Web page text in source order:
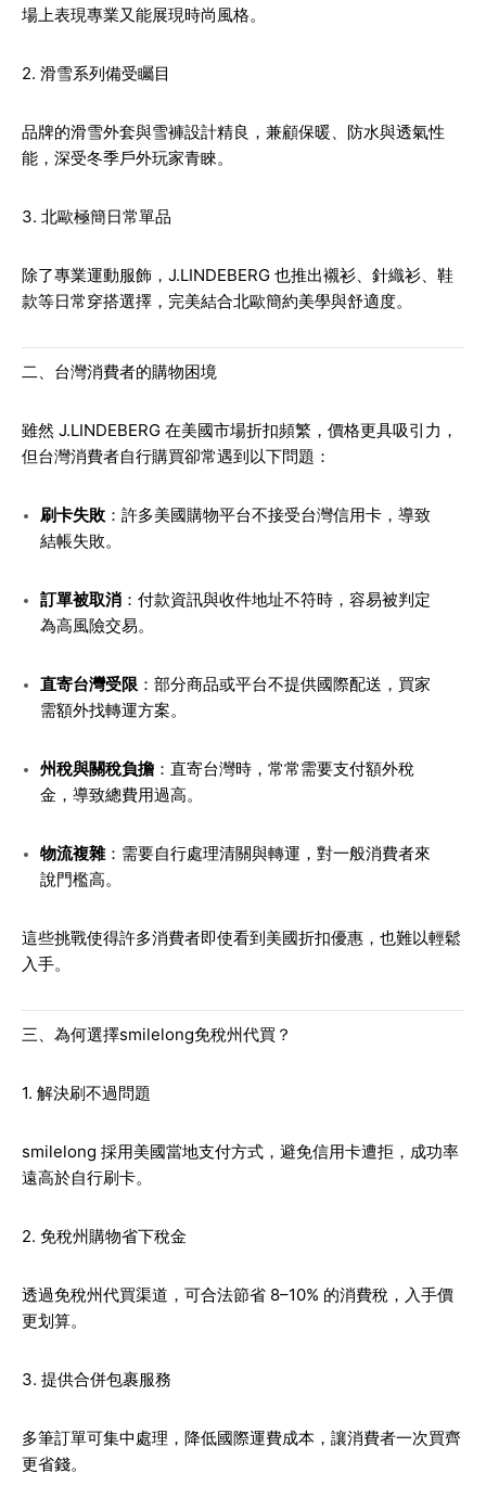
場上表現專業又能展現時尚風格。
2. 滑雪系列備受矚目
品牌的滑雪外套與雪褲設計精良，兼顧保暖、防水與透氣性
能，深受冬季戶外玩家青睞。
3. 北歐極簡日常單品
除了專業運動服飾，J.LINDEBERG 也推出襯衫、針織衫、鞋
款等日常穿搭選擇，完美結合北歐簡約美學與舒適度。
二、台灣消費者的購物困境
雖然 J.LINDEBERG 在美國市場折扣頻繁，價格更具吸引力，
但台灣消費者自行購買卻常遇到以下問題：
刷卡失敗：許多美國購物平台不接受台灣信用卡，導致
結帳失敗。
訂單被取消：付款資訊與收件地址不符時，容易被判定
為高風險交易。
直寄台灣受限：部分商品或平台不提供國際配送，買家
需額外找轉運方案。
州稅與關稅負擔：直寄台灣時，常常需要支付額外稅
金，導致總費用過高。
物流複雜：需要自行處理清關與轉運，對一般消費者來
說門檻高。
這些挑戰使得許多消費者即使看到美國折扣優惠，也難以輕鬆
入手。
三、為何選擇smilelong免稅州代買？
1. 解決刷不過問題
smilelong 採用美國當地支付方式，避免信用卡遭拒，成功率
遠高於自行刷卡。
2. 免稅州購物省下稅金
透過免稅州代買渠道，可合法節省 8–10% 的消費稅，入手價
更划算。
3. 提供合併包裹服務
多筆訂單可集中處理，降低國際運費成本，讓消費者一次買齊
更省錢。